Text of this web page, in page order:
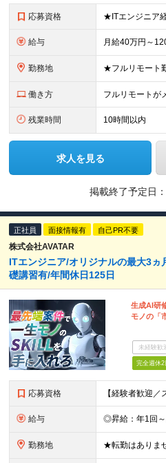
応募資格
給与
勤務地
働き方 フルリモートが
残業時間 10時間以内
求人を見る
掲載終了予定日：
正社員 面接情報有 自己PR不要
株式会社AVATAR
ITエンジニア/オリジナルの最大3
礎講習有/年間休日125日
生成AI研
モノの「
未経験歓
完全週休2
応募資格
給与
勤務地